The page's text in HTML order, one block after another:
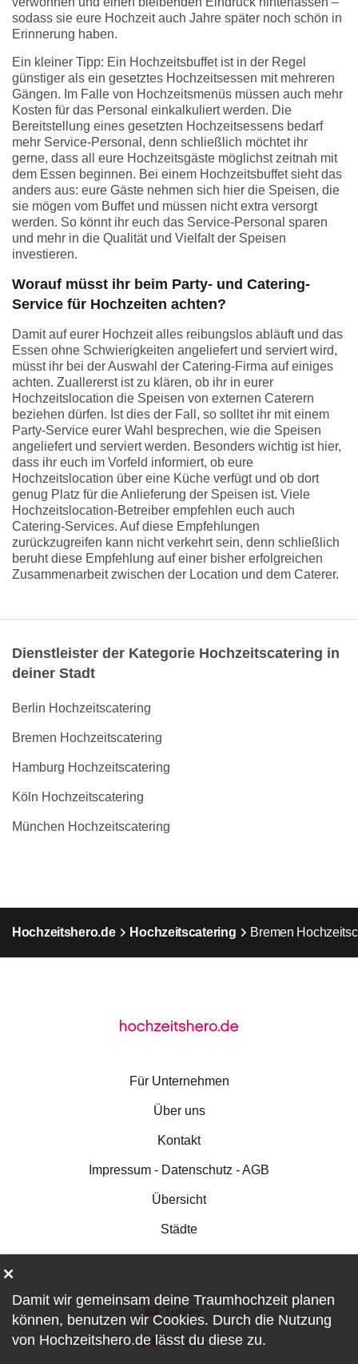
sodass sie eure Hochzeit auch Jahre später noch schön in
Erinnerung haben.
Ein kleiner Tipp: Ein Hochzeitsbuffet ist in der Regel
günstiger als ein gesetztes Hochzeitsessen mit mehreren
Gängen. Im Falle von Hochzeitsmenüs müssen auch mehr
Kosten für das Personal einkalkuliert werden. Die
Bereitstellung eines gesetzten Hochzeitsessens bedarf
mehr Service-Personal, denn schließlich möchtet ihr
gerne, dass all eure Hochzeitsgäste möglichst zeitnah mit
dem Essen beginnen. Bei einem Hochzeitsbuffet sieht das
anders aus: eure Gäste nehmen sich hier die Speisen, die
sie mögen vom Buffet und müssen nicht extra versorgt
werden. So könnt ihr euch das Service-Personal sparen
und mehr in die Qualität und Vielfalt der Speisen
investieren.
Worauf müsst ihr beim Party- und Catering-
Service für Hochzeiten achten?
Damit auf eurer Hochzeit alles reibungslos abläuft und das
Essen ohne Schwierigkeiten angeliefert und serviert wird,
müsst ihr bei der Auswahl der Catering-Firma auf einiges
achten. Zuallererst ist zu klären, ob ihr in eurer
Hochzeitslocation die Speisen von externen Caterern
beziehen dürfen. Ist dies der Fall, so solltet ihr mit einem
Party-Service eurer Wahl besprechen, wie die Speisen
angeliefert und serviert werden. Besonders wichtig ist hier,
dass ihr euch im Vorfeld informiert, ob eure
Hochzeitslocation über eine Küche verfügt und ob dort
genug Platz für die Anlieferung der Speisen ist. Viele
Hochzeitslocation-Betreiber empfehlen euch auch
Catering-Services. Auf diese Empfehlungen
zurückzugreifen kann nicht verkehrt sein, denn schließlich
beruht diese Empfehlung auf einer bisher erfolgreichen
Zusammenarbeit zwischen der Location und dem Caterer.
Dienstleister der Kategorie Hochzeitscatering in
deiner Stadt
Berlin Hochzeitscatering
Bremen Hochzeitscatering
Hamburg Hochzeitscatering
Köln Hochzeitscatering
München Hochzeitscatering
Hochzeitshero.de Hochzeitscatering Bremen
Für Unternehmen
Über uns
Kontakt
Impressum - Datenschutz - AGB
Übersicht
Städte
Turkey
Canada
Damit wir gemeinsam deine Traumhochzeit planen
können, benutzen wir Cookies. Durch die Nutzung
von Hochzeitshero.de lässt du diese zu.